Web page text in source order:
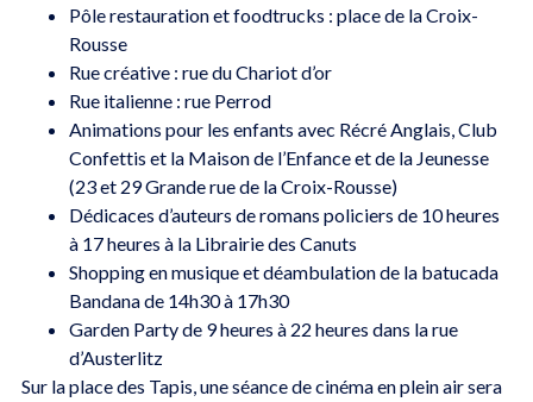
Pôle restauration et foodtrucks : place de la Croix-
Rousse
Rue créative : rue du Chariot d’or
Rue italienne : rue Perrod
Animations pour les enfants avec Récré Anglais, Club
Confettis et la Maison de l’Enfance et de la Jeunesse
(23 et 29 Grande rue de la Croix-Rousse)
Dédicaces d’auteurs de romans policiers de 10 heures
à 17 heures à la Librairie des Canuts
Shopping en musique et déambulation de la batucada
Bandana de 14h30 à 17h30
Garden Party de 9 heures à 22 heures dans la rue
d’Austerlitz
Sur la place des Tapis, une séance de cinéma en plein air sera